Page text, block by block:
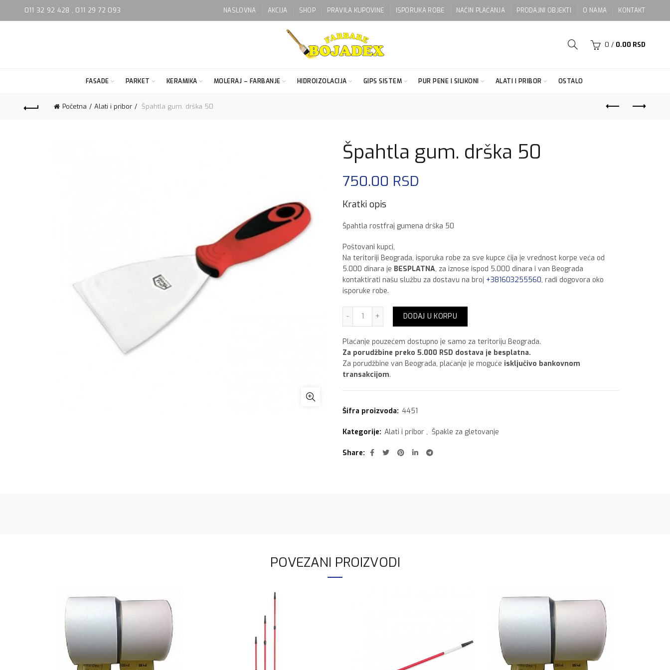
011 32 92 428 , 011 29 72 093 NASLOVNA AKCIJA SHOP PRAVILA KUPOVINE ISPORUKA ROBE NAČIN PLAĆANJA PRODAJNI OBJEKTI O NAMA KONTAKT
0 / 0.00 RSD
FASADE PARKET KERAMIKA MOLERAJ – FARBANJE HIDROIZOLACIJA GIPS SISTEM PUR PENE I SILIKONI ALATI I PRIBOR OSTALO
Početna Alati i pribor Špahtla gum. drška 50
Špahtla gum. drška 50
750.00 RSD
Kratki opis
Špahtla rostfraj gumena drška 50
Poštovani kupci,
Na teritoriji Beograda, isporuka robe za sve kupce čija je vrednost korpe veća od
5.000 dinara je BESPLATNA, za iznose ispod 5.000 dinara i van Beograda
kontaktirati našu službu za dostavu na broj +381603255560, radi dogovora oko
isporuke robe.
Špahtla gum. drška 50 količina
DODAJ U KORPU
Plaćanje pouzećem dostupno je samo za teritoriju Beograda.
Za porudžbine preko 5.000 RSD dostava je besplatna.
Za porudžbine van Beograda, plaćanje je moguće isključivo bankovnom
transakcijom.
Šifra proizvoda: 4451
Kategorije: Alati i pribor , Špakle za gletovanje
Share
POVEZANI PROIZVODI